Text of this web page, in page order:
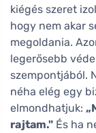
kiégés szeret
hogy nem akar
megoldania.
legerősebb
szempontjából.
néha elég egy
elmondhatjuk:
rajtam." És ha